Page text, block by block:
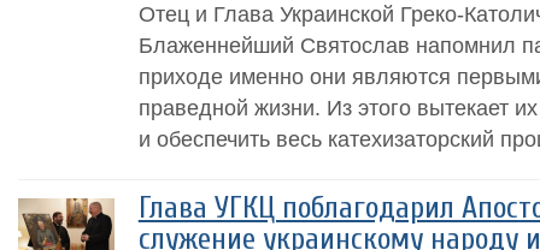
Отец и Глава Украинской Греко-
Блаженнейший Святослав напомнил
приходе именно они являются
праведной жизни. Из этого вытекает
и обеспечить весь катехизаторский
Глава УГКЦ поблагодарил
служение украинскому народу